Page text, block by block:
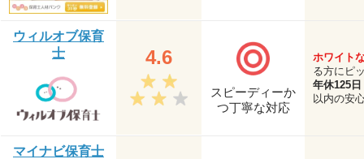
ウィルオブ保育
士
4.6
スピーディーか
つ丁寧な対応
ホワイト
る方にピ
年休125日
以内の安
マイナビ保育士